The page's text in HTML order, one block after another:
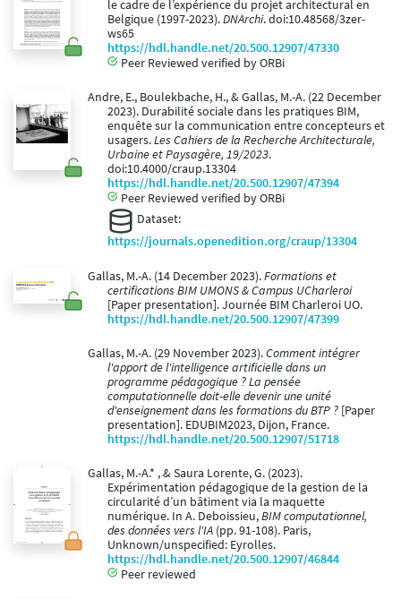
le cadre de l’expérience du projet architectural en
Belgique (1997-2023).DNArchi. doi:10.48568/3zer-
ws65
https://hdl.handle.net/20.500.12907/47330
Peer Reviewed verified by ORBi
Andre, E., Boulekbache, H., & Gallas, M.-A. (22 December
2023). Durabilité sociale dans les pratiques BIM,
enquête sur la communication entre concepteurs et
usagers.Les Cahiers de la Recherche Architecturale,
Urbaine et Paysagère, 19/2023.
doi:10.4000/craup.13304
https://hdl.handle.net/20.500.12907/47394
Peer Reviewed verified by ORBi
Dataset:
https://journals.openedition.org/craup/13304
Gallas, M.-A. (14 December 2023).Formations et
certifications BIM UMONS & Campus UCharleroi
[Paper presentation]. Journée BIM Charleroi UO.
https://hdl.handle.net/20.500.12907/47399
Gallas, M.-A. (29 November 2023).Comment intégrer
l'apport de l'intelligence artificielle dans un
programme pédagogique ? La pensée
computationnelle doit-elle devenir une unité
d'enseignement dans les formations du BTP ? [Paper
presentation]. EDUBIM2023, Dijon, France.
https://hdl.handle.net/20.500.12907/51718
Gallas, M.-A.* , & Saura Lorente, G. (2023).
Expérimentation pédagogique de la gestion de la
circularité d’un bâtiment via la maquette
numérique. In A. Deboissieu,BIM computationnel,
des données vers l'IA (pp. 91-108). Paris,
Unknown/unspecified: Eyrolles.
https://hdl.handle.net/20.500.12907/46844
Peer reviewed